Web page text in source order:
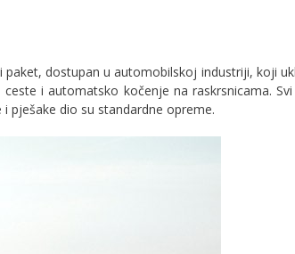
dostupan u automobilskoj industriji, koji
i automatsko kočenje na raskrsnicama.
pješake dio su standardne opreme.